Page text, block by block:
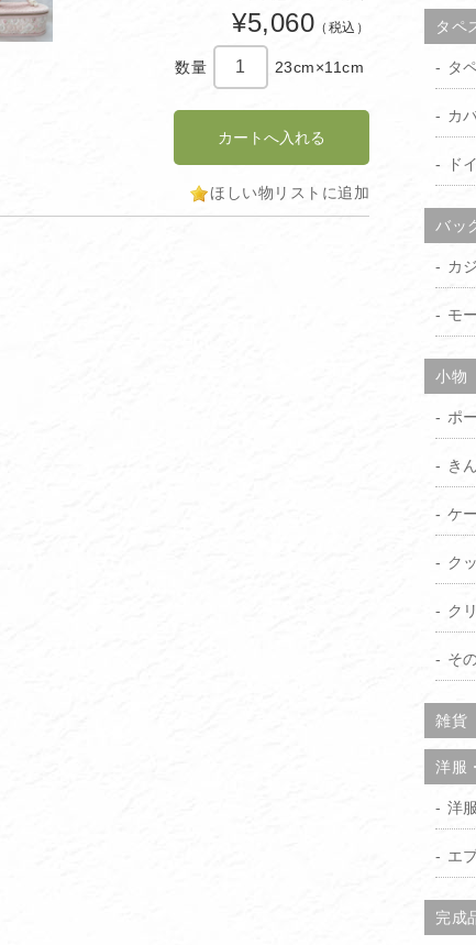
¥5,060 （税込）
数量 23cm×11cm
ほしい物リストに追加
タペ
タ
カ
ド
バッ
カ
モ
小物
ポ
き
ケ
ク
ク
そ
雑貨
洋服
洋服
エ
完成